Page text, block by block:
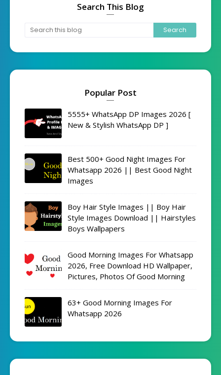
Search This Blog
Popular Post
5555+ WhatsApp DP Images 2026 [
New & Stylish WhatsApp DP ]
Best 500+ Good Night Images For
Whatsapp 2026 || Best Good Night
Images
Boy Hair Style Images || Boy Hair
Style Images Download || Hairstyles
Boys Wallpapers
Good Morning Images For Whatsapp
2026, Free Download HD Wallpaper,
Pictures, Photos Of Good Morning
63+ Good Morning Images For
Whatsapp 2026